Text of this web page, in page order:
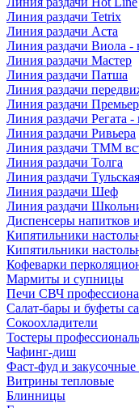
Линия раздачи Tetrix
Линия раздачи Аста
Линия раздачи Виола -
Линия раздачи Мастер
Линия раздачи Патша
Линия раздачи
Линия раздачи Премьер
Линия раздачи Регата -
Линия раздачи Ривьера
Линия раздачи ТММ
Линия раздачи Толга
Линия раздачи Тульская
Линия раздачи Шеф
Линия раздачи
Диспенсеры напитков
Кипятильники
Кипятильники
Кофеварки
Мармиты и супницы
Печи СВЧ
Салат-бары и буфеты
Сокоохладители
Тостеры
Чафинг-диш
Фаст-фуд и
Витрины тепловые
Блинницы